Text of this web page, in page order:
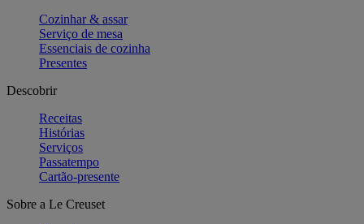
Cozinhar & assar
Serviço de mesa
Essenciais de cozinha
Presentes
Descobrir
Receitas
Histórias
Serviços
Passatempo
Cartão-presente
Sobre a Le Creuset